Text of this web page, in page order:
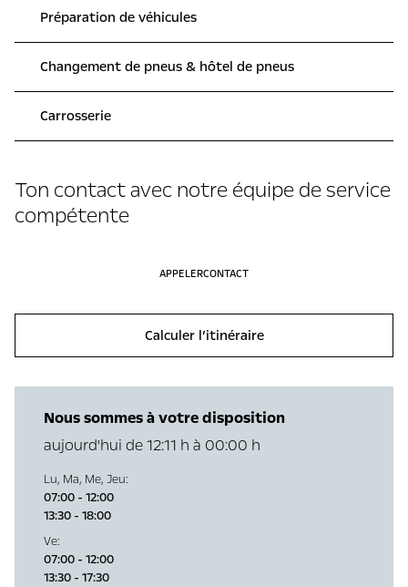
Préparation de véhicules
Changement de pneus & hôtel de pneus
Carrosserie
Ton contact avec notre équipe de service
compétente
APPELERCONTACT
Calculer l’itinéraire
Nous sommes à votre disposition
aujourd'hui de 12:11 h à 00:00 h
Lu, Ma, Me, Jeu:
07:00 - 12:00
13:30 - 18:00
Ve:
07:00 - 12:00
13:30 - 17:30